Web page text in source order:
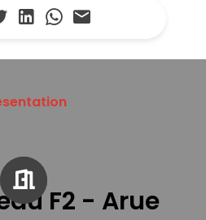
F2 - Arue